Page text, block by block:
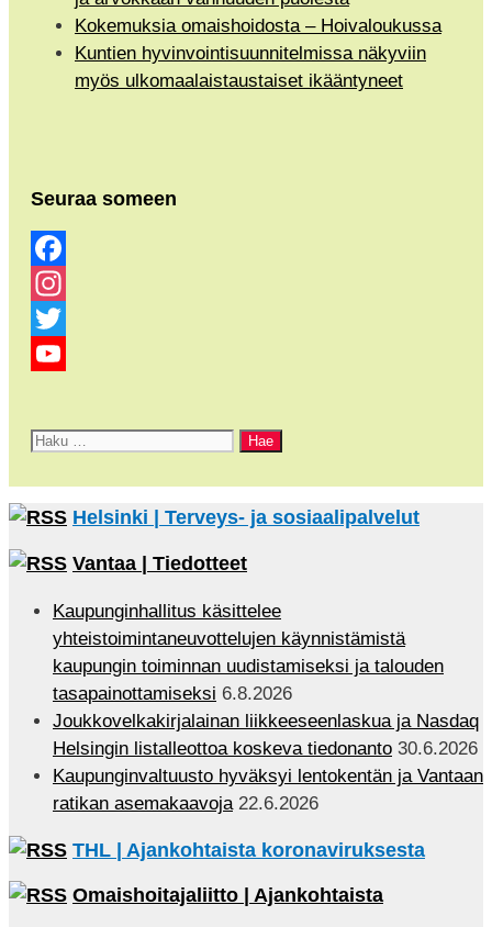
Kokemuksia omaishoidosta – Hoivaloukussa
Kuntien hyvinvointisuunnitelmissa näkyviin
myös ulkomaalaistaustaiset ikääntyneet
Seuraa someen
Facebook
Instagram
Twitter
Haku:
Helsinki | Terveys- ja sosiaalipalvelut
Vantaa | Tiedotteet
Kaupunginhallitus käsittelee
yhteistoimintaneuvottelujen käynnistämistä
kaupungin toiminnan uudistamiseksi ja talouden
tasapainottamiseksi 6.8.2026
Joukkovelkakirjalainan liikkeeseenlaskua ja Nasdaq
Helsingin listalleottoa koskeva tiedonanto 30.6.2026
Kaupunginvaltuusto hyväksyi lentokentän ja Vantaan
ratikan asemakaavoja 22.6.2026
THL | Ajankohtaista koronaviruksesta
Omaishoitajaliitto | Ajankohtaista